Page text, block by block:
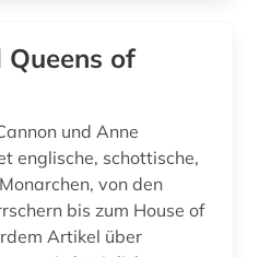
jüdisches biographisches archiv (1)
of
und Anne
englische, schottische,
von den
bis zum House of
Artikel über